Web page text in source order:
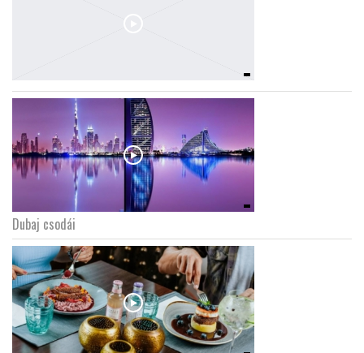
Dubaj csodái